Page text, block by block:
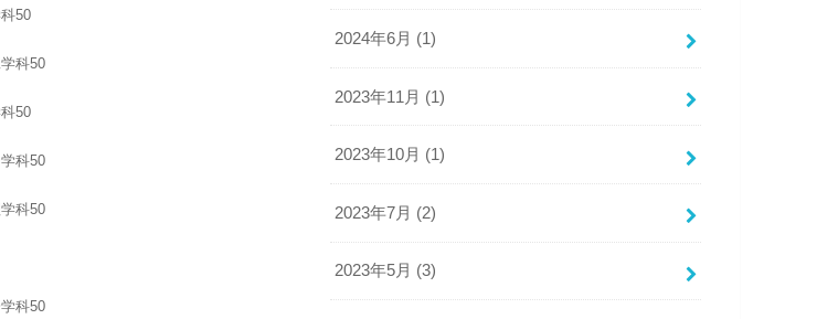
50
科50
50
科50
科50
科50
2024年6月 (1)
2023年11月 (1)
2023年10月 (1)
2023年7月 (2)
2023年5月 (3)